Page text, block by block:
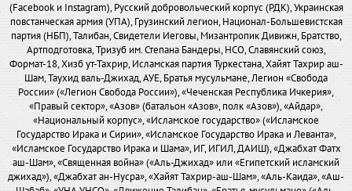
(Facebook и Instagram), Русский добровольческий корпус (РДК), Украинская
повстанческая армия (УПА), Грузинский легион, Национал-Большевистская
партия (НБП), Талибан, Свидетели Иеговы, Мизантропик Дивижн, Братство,
Артподготовка, Тризуб им. Степана Бандеры, НСО, Славянский союз,
Формат-18, Хизб ут-Тахрир, Исламская партия Туркестана, Хайят Тахрир аш-
Шам, Таухид валь-Джихад, АУЕ, Братья мусульмане, Легион «Свобода
России» («Легион Свобода России»), «Чеченская Республика Ичкерия»,
«Правый сектор», «Азов» (батальон «Азов», полк «Азов»), «Айдар»,
«Национальный корпус», «Исламское государство» («Исламское
Государство Ирака и Сирии», «Исламское Государство Ирака и Леванта»,
«Исламское Государство Ирака и Шама», ИГ, ИГИЛ, ДАИШ), «Джабхат Фатх
аш-Шам», «Священная война» («Аль-Джихад» или «Египетский исламский
джихад»), «Джабхат ан-Нусра», «Хайят Тахрир-аш-Шам», «Аль-Каида», «Аш-